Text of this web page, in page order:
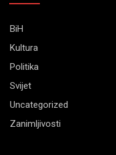
BiH
Kultura
Politika
Svijet
Uncategorized
Zanimljivosti